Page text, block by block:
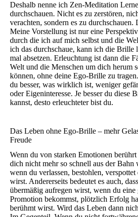
Deshalb nenne ich Zen-Meditation
durchschauen. Nicht es zu zerstören,
verachten, sondern es zu durchschauen.
Meine Vorstellung ist nur eine
durch die ich auf mich selbst und die
ich das durchschaue, kann ich die Brille
mal absetzen. Erleuchtung ist dann die
Welt und die Menschen um dich herum
können, ohne deine Ego-Brille zu
du besser, was wirklich ist, weniger
oder Eigeninteresse. Je besser du diese
kannst, desto erleuchteter bist du.
Das Leben ohne Ego-Brille – mehr
Freude
Wenn du von starken Emotionen
dich nicht mehr so schnell aus der Bahn
wenn du verlassen, bestohlen, verspottet
wirst. Andererseits bedeutet es auch,
übermäßig aufregen wirst, wenn du eine
Promotion bekommst, plötzlich Erfolg
berühmt wirst. Wird das Leben dann